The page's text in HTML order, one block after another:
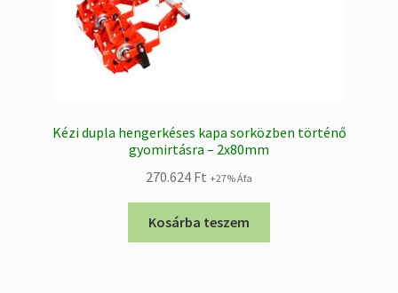
Kézi dupla hengerkéses kapa sorközben történő
gyomirtásra – 2x80mm
270.624 Ft +27% Áfa
Kosárba teszem